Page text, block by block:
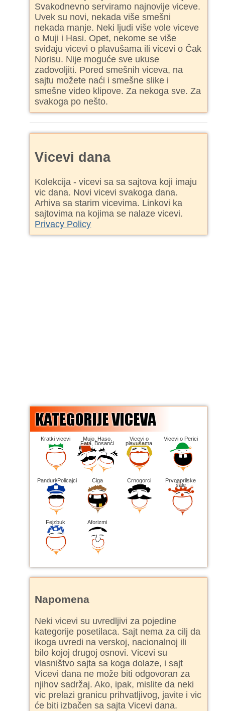
Svakodnevno serviramo najnovije viceve.
Uvek su novi, nekada više smešni
nekada manje. Neki ljudi više vole viceve
o Muji i Hasi. Opet, nekome se više
sviđaju vicevi o plavušama ili vicevi o Čak
Norisu. Nije moguće sve ukuse
zadovoljiti. Pored smešnih viceva, na
sajtu možete naći i smešne slike i
smešne video klipove. Za nekoga sve. Za
svakoga po nešto.
Vicevi dana
Kolekcija - vicevi sa sa sajtova koji imaju
vic dana. Novi vicevi svakoga dana.
Arhiva sa starim vicevima. Linkovi ka
sajtovima na kojima se nalaze vicevi.
Privacy Policy
Kratki vicevi Mujo, Haso,
Fata, Bosanci
Vicevi o
plavušama
Vicevi o Perici
Panduri/Policajci Ciga Crnogorci Prvoaprilske
šale
Fejzbuk Aforizmi
Napomena
Neki vicevi su uvredljivi za pojedine
kategorije posetilaca. Sajt nema za cilj da
ikoga uvredi na verskoj, nacionalnoj ili
bilo kojoj drugoj osnovi. Vicevi su
vlasništvo sajta sa koga dolaze, i sajt
Vicevi dana ne može biti odgovoran za
njihov sadržaj. Ako, ipak, mislite da neki
vic prelazi granicu prihvatljivog, javite i vic
će biti izbačen sa sajta Vicevi dana.